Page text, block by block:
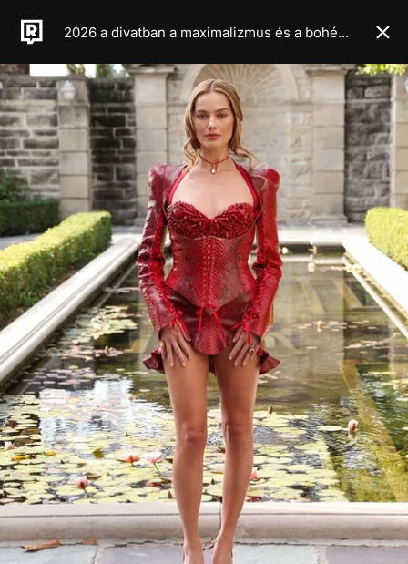
2026 a divatban a maximalizmus és a bohém élet éve lesz, legalábbis a legújabb haute couture kollekciók alapján